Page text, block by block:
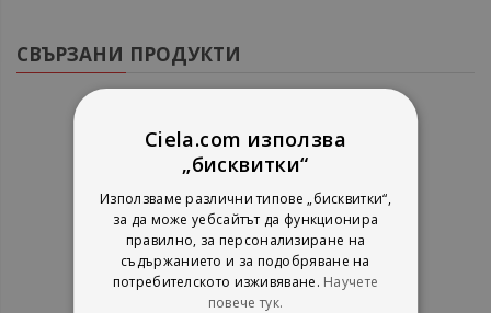
СВЪРЗАНИ ПРОДУКТИ
Ciela.com използва
„бисквитки“
Използваме различни типове „бисквитки“,
за да може уебсайтът да функционира
правилно, за персонализиране на
съдържанието и за подобряване на
потребителското изживяване. Научете
повече тук.